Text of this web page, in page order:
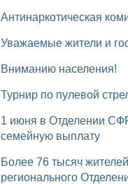
Антинаркотическая
Уважаемые жители и
Вниманию населения!
Турнир по пулевой
1 июня в Отделении СФР по Республике Коми начался прием заявлений на новую ежегодную
семейную выплату
Более 76 тысяч жителей Коми получают повышенную пенсию за проживание на Севере от
регионального